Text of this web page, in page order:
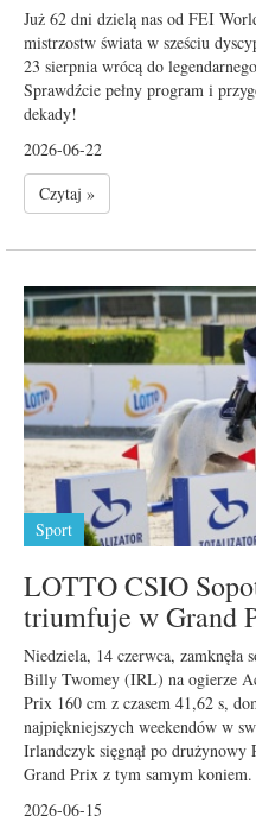
Już 62 dni dzielą nas od FEI
mistrzostw świata w sześciu
23 sierpnia wrócą do
Sprawdźcie pełny program i
dekady!
2026-06-22
Czytaj »
Sport
LOTTO CSIO
triumfuje w Grand
Niedziela, 14 czerwca,
Billy Twomey (IRL) na ogierze
Prix 160 cm z czasem 41,62 s,
najpiękniejszych weekendów w
Irlandczyk sięgnął po
Grand Prix z tym samym koniem.
2026-06-15